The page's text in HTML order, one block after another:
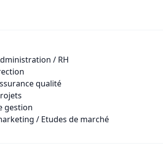
/ RH
qualité
gestion
/ Etudes de marché